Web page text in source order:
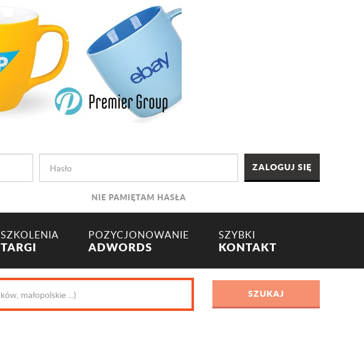
NIE PAMIĘTAM HASŁA
SZKOLENIA
TARGI
POZYCJONOWANIE
ADWORDS
SZYBKI
KONTAKT